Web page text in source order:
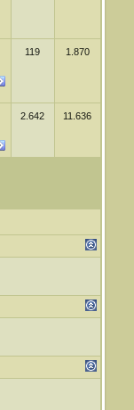
119 1.870
2.642 11.636